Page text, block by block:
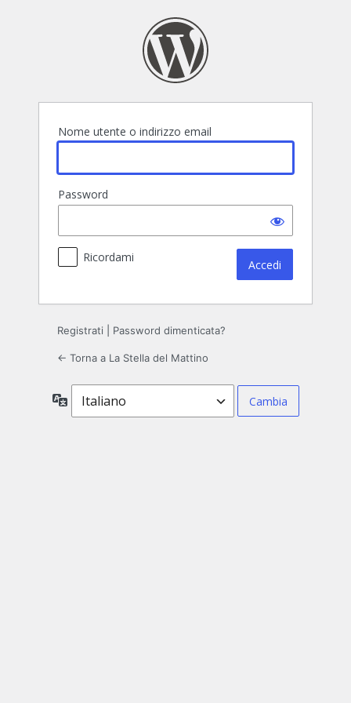
Nome utente o indirizzo email
Password
Ricordami
Registrati Password dimenticata?
← Torna a La Stella del Mattino
Lingua